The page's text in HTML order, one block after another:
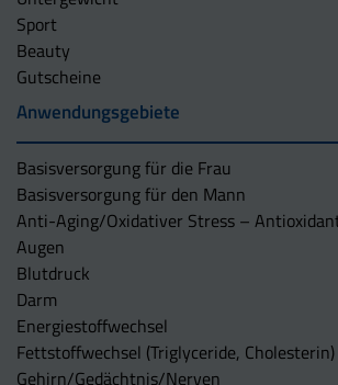
Sport
Beauty
Gutscheine
Anwendungsgebiete
Basisversorgung für die Frau
Basisversorgung für den Mann
Anti-Aging/Oxidativer Stress –
Augen
Blutdruck
Darm
Energiestoffwechsel
Fettstoffwechsel (Triglyceride, Cholesterin)
Gehirn/Gedächtnis/Nerven